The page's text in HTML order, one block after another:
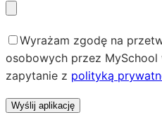
Wyrażam zgodę na
osobowych przez
zapytanie z polityką
Wyślij aplikację